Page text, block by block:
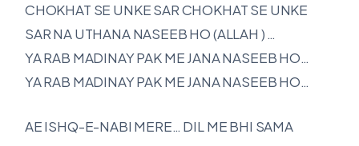
CHOKHAT SE UNKE SAR CHOKHAT SE UNKE
SAR NA UTHANA NASEEB HO (ALLAH ) …
YA RAB MADINAY PAK ME JANA NASEEB HO…
YA RAB MADINAY PAK ME JANA NASEEB HO…
AE ISHQ-E-NABI MERE… DIL ME BHI SAMA